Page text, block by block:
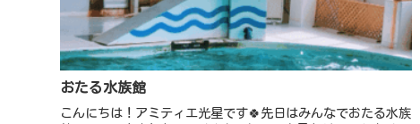
おたる水族館
こんにちは！アミティエ光星です🍀先日はみんなでおたる水族